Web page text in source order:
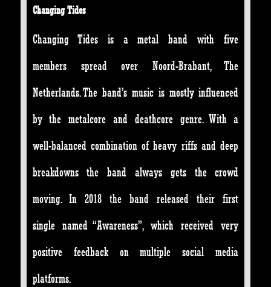
Changing Tides
Changing Tides is a metal band with five
members spread over Noord-Brabant, The
Netherlands. The band’s music is mostly influenced
by the metalcore and deathcore genre. With a
well-balanced combination of heavy riffs and deep
breakdowns the band always gets the crowd
moving. In 2018 the band released their first
single named “Awareness”, which received very
positive feedback on multiple social media
platforms.